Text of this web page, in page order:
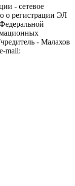
- сетевое
о регистрации ЭЛ
- Малахов
mail: